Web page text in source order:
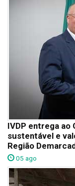
IVDP entrega ao
sustentável e
Região
05 ago